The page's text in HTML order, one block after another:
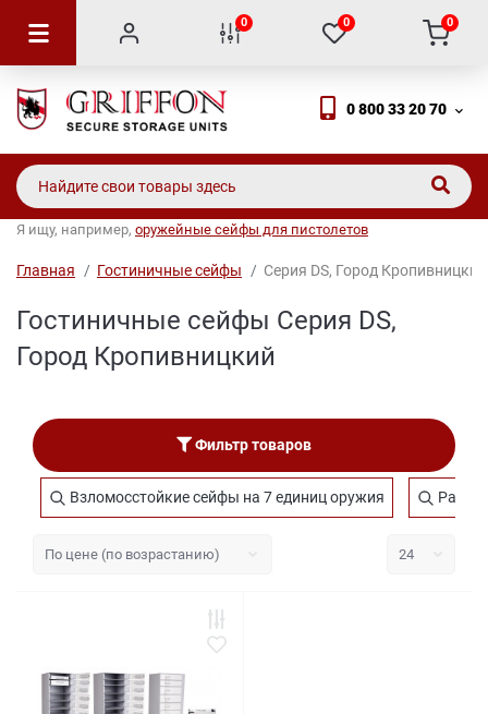
0 0 0
0 800 33 20 70
Я ищу, например, оружейные сейфы для пистолетов
Главная Гостиничные сейфы Серия DS, Город Кропивницкий
Гостиничные сейфы Серия DS,
Город Кропивницкий
Фильтр товаров
Взломосстойкие сейфы на 7 единиц оружия